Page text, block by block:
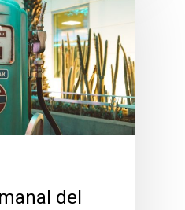
del